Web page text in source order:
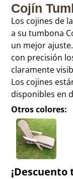
Cojín
Los cojines de
a su tumbona
un mejor
con precisión
claramente
Los cojines
disponibles en
Otros colores:
¡Descuento